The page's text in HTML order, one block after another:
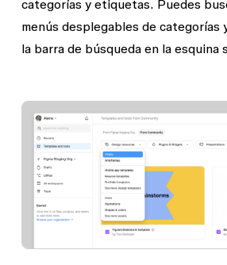
categorías y etiquetas. Puedes
menús desplegables de categorías
la barra de búsqueda en la esquina